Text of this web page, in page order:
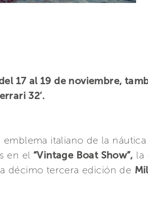
17 al 19 de noviembre,
32’.
italiano de la
en el “Vintage Boat Show”, la
décimo tercera edición de